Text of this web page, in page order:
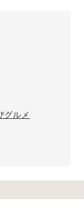
グルメ